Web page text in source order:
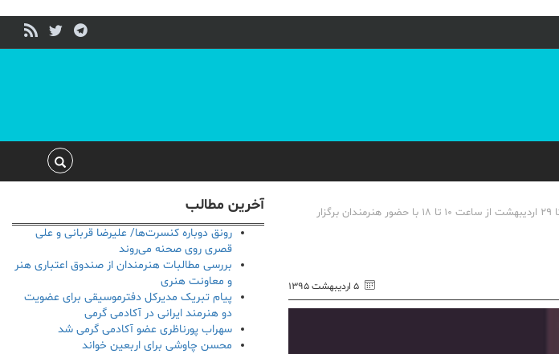
سمینار «خلاقیت در موسیقی ایران» به دبیری هنرى سمینار استاد حسین علیزاده و دبیری اجرایى دکتر آذین موحد از 27 تا 29 اردیبهشت از ساعت 10 تا 18 با حضور هنرمندان برگزار
۵ اردیبهشت ۱۳۹۵
آخرین مطالب
رونق دوباره کنسرت‌ها/ علیرضا قربانی و علی
قصری روی صحنه می‌روند
بررسی مطالبات هنرمندان از صندوق اعتباری هنر
و معاونت هنری
پیام تبریک مدیرکل دفترموسیقی برای عضویت
دو هنرمند ایرانی در آکادمی گرمی
سهراب پورناظری عضو آکادمی گرمی شد
محسن چاوشی برای اربعین خواند